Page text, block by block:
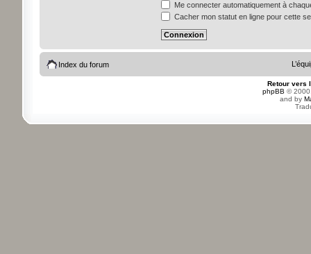
Me connecter automatiquement à
Cacher mon statut en ligne pour cette
Index du forum
Retour vers
phpBB ©
and by